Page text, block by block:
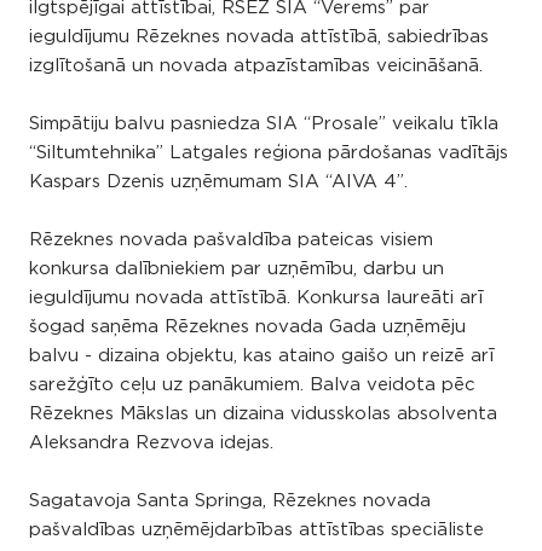
ilgtspējīgai attīstībai, RSEZ SIA “Verems” par
ieguldījumu Rēzeknes novada attīstībā, sabiedrības
izglītošanā un novada atpazīstamības veicināšanā.
Simpātiju balvu pasniedza SIA “Prosale” veikalu tīkla
“Siltumtehnika” Latgales reģiona pārdošanas vadītājs
Kaspars Dzenis uzņēmumam SIA “AIVA 4”.
Rēzeknes novada pašvaldība pateicas visiem
konkursa dalībniekiem par uzņēmību, darbu un
ieguldījumu novada attīstībā. Konkursa laureāti arī
šogad saņēma Rēzeknes novada Gada uzņēmēju
balvu - dizaina objektu, kas ataino gaišo un reizē arī
sarežģīto ceļu uz panākumiem. Balva veidota pēc
Rēzeknes Mākslas un dizaina vidusskolas absolventa
Aleksandra Rezvova idejas.
Sagatavoja Santa Springa, Rēzeknes novada
pašvaldības uzņēmējdarbības attīstības speciāliste